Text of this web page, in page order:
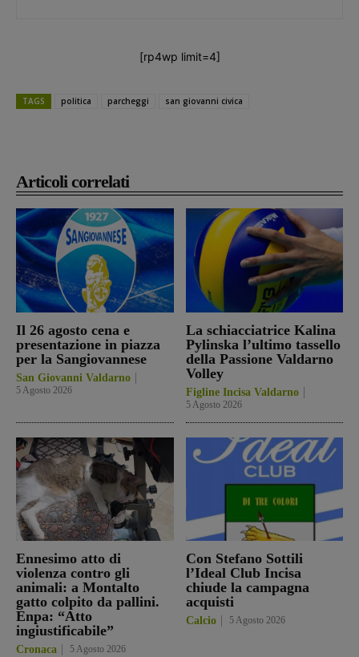
Articoli correlati
Il 26 agosto cena e
presentazione in piazza
per la Sangiovannese
San Giovanni Valdarno
5 Agosto 2026
La schiacciatrice Kalina
Pylinska l’ultimo tassello
della Passione Valdarno
Volley
Figline Incisa Valdarno
5 Agosto 2026
Ennesimo atto di
violenza contro gli
animali: a Montalto
gatto colpito da pallini.
Enpa: “Atto
ingiustificabile”
Cronaca 5 Agosto 2026
Con Stefano Sottili
l’Ideal Club Incisa
chiude la campagna
acquisti
Calcio 5 Agosto 2026
[rp4wp limit=4]
TAGS politica parcheggi san giovanni civica